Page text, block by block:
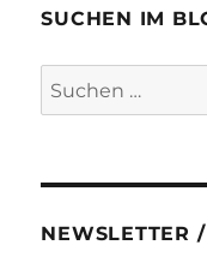
SUCHEN IM
Suchen
nach:
NEWSLETTER